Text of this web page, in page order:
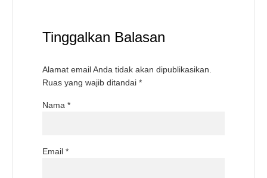
Tinggalkan Balasan
Alamat email Anda tidak akan dipublikasikan.
Ruas yang wajib ditandai *
Nama *
Email *